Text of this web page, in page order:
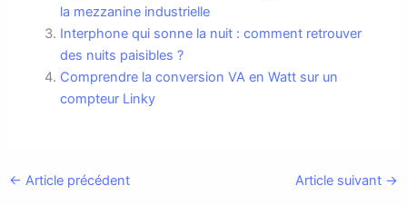
la mezzanine industrielle
Interphone qui sonne la nuit : comment retrouver
des nuits paisibles ?
Comprendre la conversion VA en Watt sur un
compteur Linky
← Article précédent Article suivant →